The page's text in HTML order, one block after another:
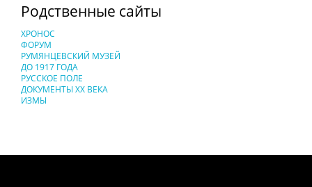
Родственные сайты
ХРОНОС
ФОРУМ
РУМЯНЦЕВСКИЙ МУЗЕЙ
ДО 1917 ГОДА
РУССКОЕ ПОЛЕ
ДОКУМЕНТЫ XX ВЕКА
ИЗМЫ